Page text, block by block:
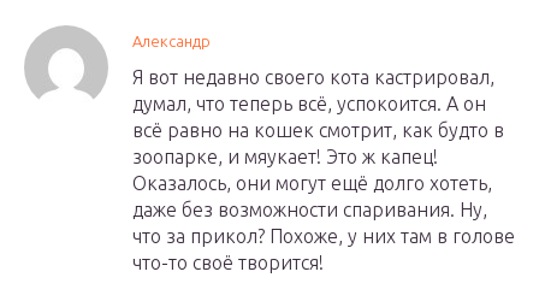
Александр
Я вот недавно своего кота кастрировал,
думал, что теперь всё, успокоится. А он
всё равно на кошек смотрит, как будто в
зоопарке, и мяукает! Это ж капец!
Оказалось, они могут ещё долго хотеть,
даже без возможности спаривания. Ну,
что за прикол? Похоже, у них там в голове
что-то своё творится!